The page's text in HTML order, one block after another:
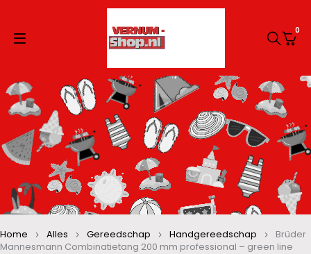
0
Home Alles Gereedschap Handgereedschap
Brüder
Mannesmann Combinatietang 200 mm professional – green line